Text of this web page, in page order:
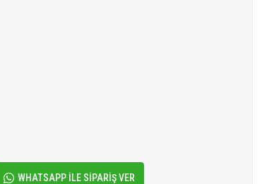
WHATSAPP İLE SİPARİŞ VER